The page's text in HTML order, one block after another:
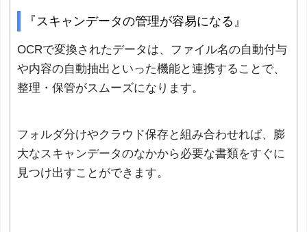
『スキャンデータの管理が容易になる』
OCRで変換されたデータは、ファイル名の自動付与
や内容の自動抽出といった機能と連携することで、
整理・保管がスムーズになります。
フォルダ分けやクラウド保存と組み合わせれば、膨
大なスキャンデータのなかから必要な書類をすぐに
見つけ出すことができます。